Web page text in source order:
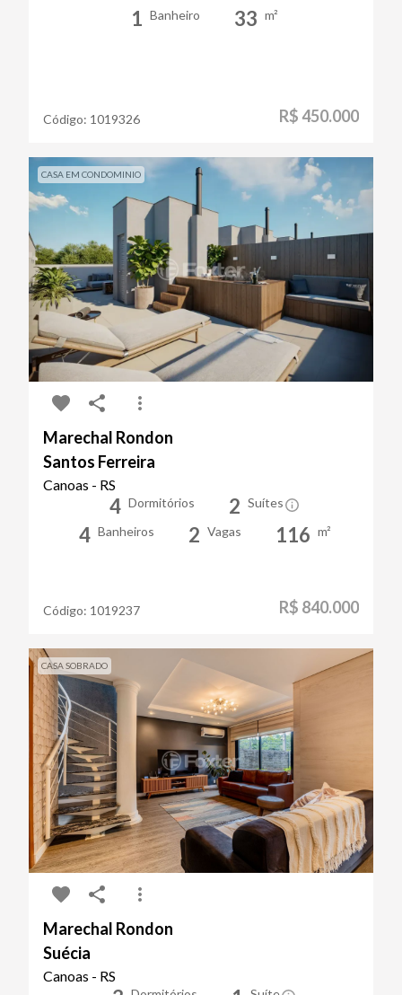
1 Banheiro 33 m²
Código: 1019326 R$ 450.000
CASA EM CONDOMINIO
Marechal Rondon
Santos Ferreira
Canoas - RS
4 Dormitórios 2 Suítes
4 Banheiros 2 Vagas 116 m²
Código: 1019237 R$ 840.000
CASA SOBRADO
Marechal Rondon
Suécia
Canoas - RS